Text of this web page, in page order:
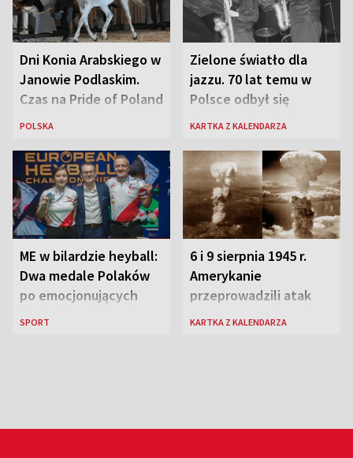
Dni Konia Arabskiego w
Janowie Podlaskim.
Czas na Pride of Poland
POLSKA
Zielone światło dla
jazzu. 70 lat temu w
Polsce odbył się
pierwszy festiwal
KARTKA Z KALENDARZA
ME w bilardzie heyball:
Dwa medale Polaków
po emocjonujących
finałach w Kielcach
SPORT
6 i 9 sierpnia 1945 r.
Amerykanie
przeprowadzili atak
atomowy na Hiroszimę
KARTKA Z KALENDARZA